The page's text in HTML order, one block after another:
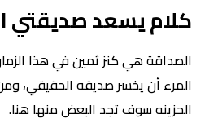
كلام يسعد صديقتي
الصداقة هي كنز ثمين في هذا
المرء أن يخسر صديقه الحقيقي،
الحزينه سوف تجد البعض منها هنا.